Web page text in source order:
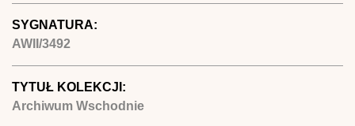
SYGNATURA:
AWII/3492
TYTUŁ KOLEKCJI:
Archiwum Wschodnie